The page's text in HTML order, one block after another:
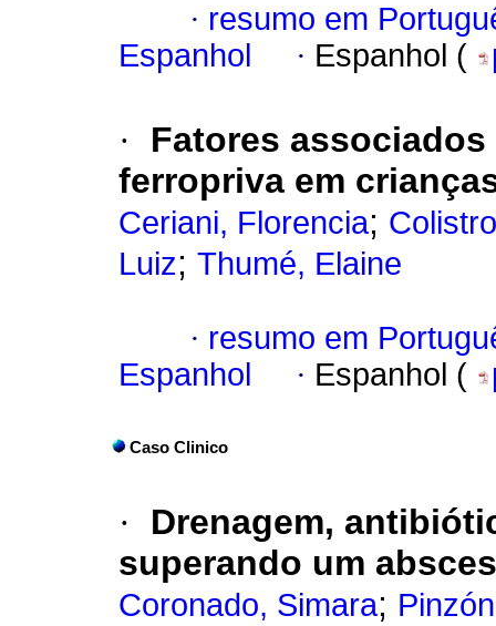
· resumo em
Espanhol
· Espanhol (
·
Fatores
ferropriva em
Ceriani, Florencia;
Luiz; Thumé, Elaine
· resumo em
Espanhol
· Espanhol (
Caso Clinico
·
Drenagem,
superando um
Coronado, Simara;